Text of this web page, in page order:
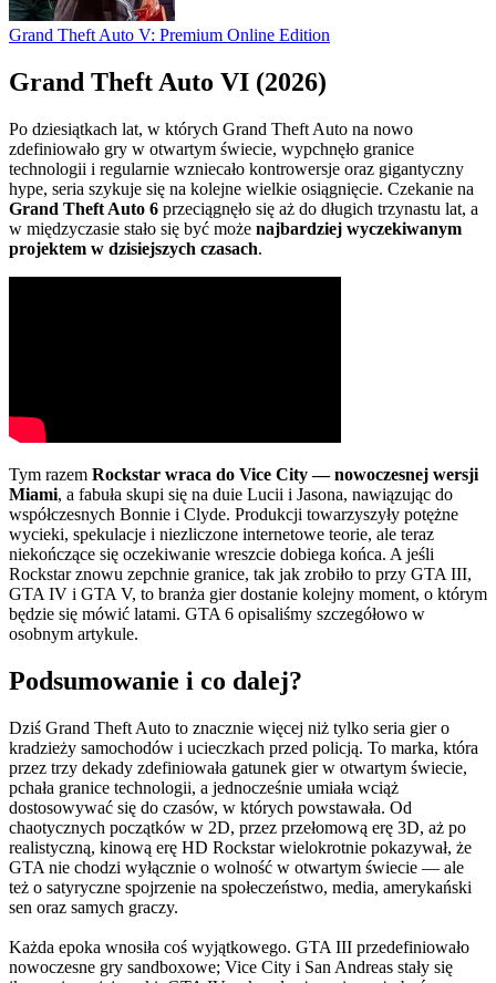
Grand Theft Auto V: Premium Online Edition
Grand Theft Auto VI (2026)
Po dziesiątkach lat, w których Grand Theft Auto na nowo
zdefiniowało gry w otwartym świecie, wypchnęło granice
technologii i regularnie wzniecało kontrowersje oraz gigantyczny
hype, seria szykuje się na kolejne wielkie osiągnięcie. Czekanie na
Grand Theft Auto 6 przeciągnęło się aż do długich trzynastu lat, a
w międzyczasie stało się być może najbardziej wyczekiwanym
projektem w dzisiejszych czasach.
Tym razem Rockstar wraca do Vice City — nowoczesnej wersji
Miami, a fabuła skupi się na duie Lucii i Jasona, nawiązując do
współczesnych Bonnie i Clyde. Produkcji towarzyszyły potężne
wycieki, spekulacje i niezliczone internetowe teorie, ale teraz
niekończące się oczekiwanie wreszcie dobiega końca. A jeśli
Rockstar znowu zepchnie granice, tak jak zrobiło to przy GTA III,
GTA IV i GTA V, to branża gier dostanie kolejny moment, o którym
będzie się mówić latami. GTA 6 opisaliśmy szczegółowo w
osobnym artykule.
Podsumowanie i co dalej?
Dziś Grand Theft Auto to znacznie więcej niż tylko seria gier o
kradzieży samochodów i ucieczkach przed policją. To marka, która
przez trzy dekady zdefiniowała gatunek gier w otwartym świecie,
pchała granice technologii, a jednocześnie umiała wciąż
dostosowywać się do czasów, w których powstawała. Od
chaotycznych początków w 2D, przez przełomową erę 3D, aż po
realistyczną, kinową erę HD Rockstar wielokrotnie pokazywał, że
GTA nie chodzi wyłącznie o wolność w otwartym świecie — ale
też o satyryczne spojrzenie na społeczeństwo, media, amerykański
sen oraz samych graczy.
Każda epoka wnosiła coś wyjątkowego. GTA III przedefiniowało
nowoczesne gry sandboxowe; Vice City i San Andreas stały się